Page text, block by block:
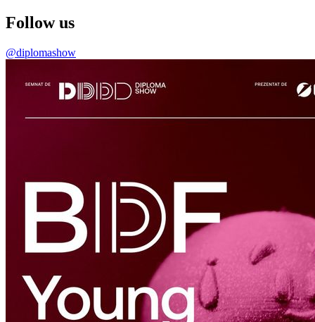
Follow us
@diplomashow